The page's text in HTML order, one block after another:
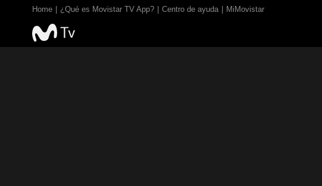
Home ¿Qué es Movistar TV App? Centro de ayuda MiMovistar